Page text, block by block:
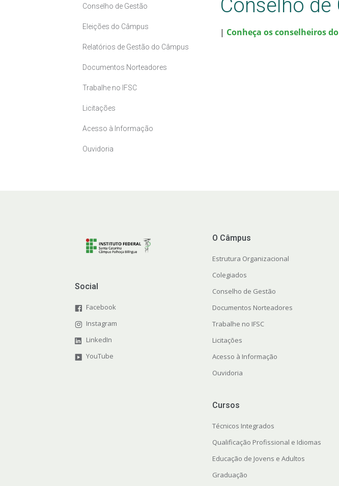
Conselho de Gestão
Eleições do Câmpus
Relatórios de Gestão do Câmpus
Documentos Norteadores
Trabalhe no IFSC
Licitações
Acesso à Informação
Ouvidoria
Conselho de
| Conheça osconselheirosdo
Social
Facebook
Instagram
LinkedIn
YouTube
O Câmpus
Estrutura Organizacional
Colegiados
Conselho de Gestão
Documentos Norteadores
Trabalhe no IFSC
Licitações
Acesso à Informação
Ouvidoria
Cursos
Técnicos Integrados
Qualificação Profissional e Idiomas
Educação de Jovens e Adultos
Graduação